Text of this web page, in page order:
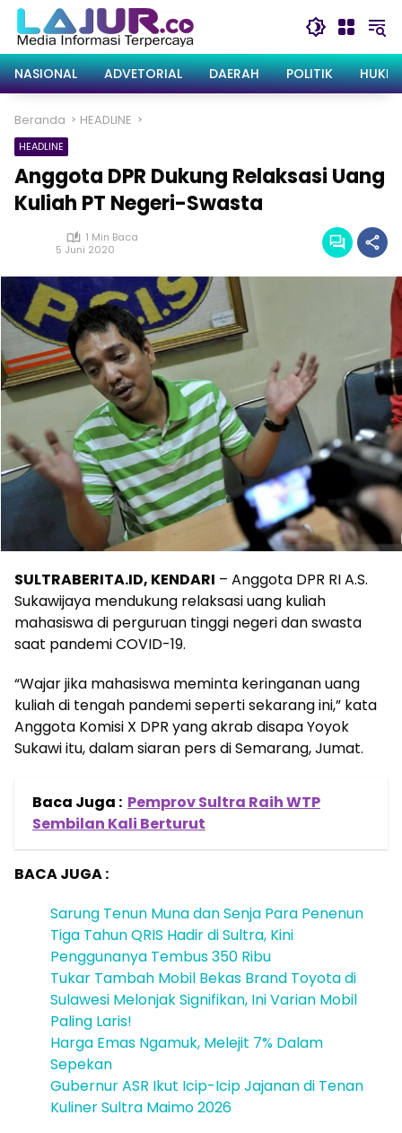
Langsung
konten
NASIONAL
ADVETORIAL DAERAH POLITIK
Beranda HEADLINE
HEADLINE
Anggota DPR Dukung Relaksasi Uang
Kuliah PT Negeri-Swasta
1 Min Baca
5 Juni 2020
SULTRABERITA.ID, KENDARI – Anggota DPR RI A.S.
Sukawijaya mendukung relaksasi uang kuliah
mahasiswa di perguruan tinggi negeri dan swasta
saat pandemi COVID-19.
“Wajar jika mahasiswa meminta keringanan uang
kuliah di tengah pandemi seperti sekarang ini,” kata
Anggota Komisi X DPR yang akrab disapa Yoyok
Sukawi itu, dalam siaran pers di Semarang, Jumat.
Baca Juga : Pemprov Sultra Raih WTP
Sembilan Kali Berturut
BACA JUGA :
Sarung Tenun Muna dan Senja Para Penenun
Tiga Tahun QRIS Hadir di Sultra, Kini
Penggunanya Tembus 350 Ribu
Tukar Tambah Mobil Bekas Brand Toyota di
Sulawesi Melonjak Signifikan, Ini Varian Mobil
Paling Laris!
Harga Emas Ngamuk, Melejit 7% Dalam
Sepekan
Gubernur ASR Ikut Icip-Icip Jajanan di Tenan
Kuliner Sultra Maimo 2026